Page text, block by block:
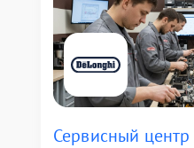
Сервисный